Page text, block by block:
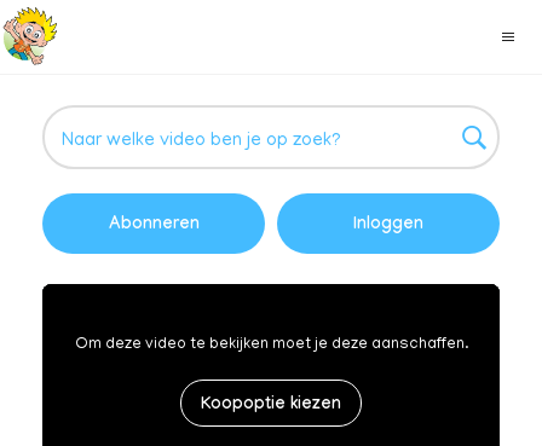
Om deze video te bekijken moet je deze aanschaffen.
Koopoptie kiezen
Abonneren Inloggen